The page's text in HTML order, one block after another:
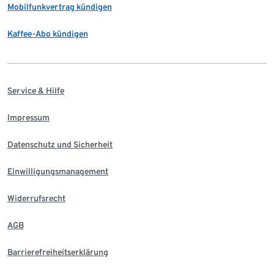
Mobilfunkvertrag kündigen
Kaffee-Abo kündigen
Service & Hilfe
Impressum
Datenschutz und Sicherheit
Einwilligungsmanagement
Widerrufsrecht
AGB
Barrierefreiheitserklärung